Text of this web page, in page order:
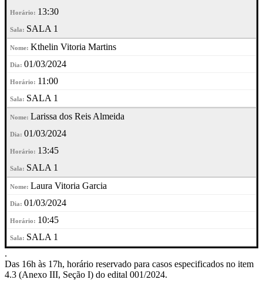
13:30
SALA 1
Kthelin Vitoria Martins
01/03/2024
11:00
SALA 1
Larissa dos Reis Almeida
01/03/2024
13:45
SALA 1
Laura Vitoria Garcia
01/03/2024
10:45
SALA 1
.
Das 16h às 17h, horário reservado para casos especificados no item
4.3 (Anexo III, Seção I) do edital 001/2024.